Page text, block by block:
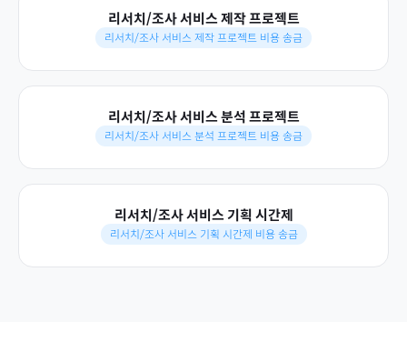
리서치/조사 서비스 제작 프로젝트
리서치/조사 서비스 제작 프로젝트 비용 송금
리서치/조사 서비스 분석 프로젝트
리서치/조사 서비스 분석 프로젝트 비용 송금
리서치/조사 서비스 기획 시간제
리서치/조사 서비스 기획 시간제 비용 송금